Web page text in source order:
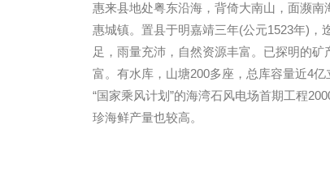
惠来县地处粤东沿海，背倚大南山，面濒
惠城镇。置县于明嘉靖三年(公元1523年)
足，雨量充沛，自然资源丰富。已探明的
富。有水库，山塘200多座，总库容量近4
“国家乘风计划”的海湾石风电场首期工程
珍海鲜产量也较高。